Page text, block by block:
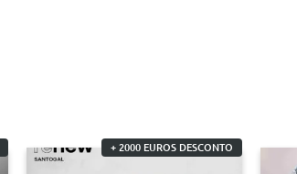
+ 2000 EUROS DESCONTO